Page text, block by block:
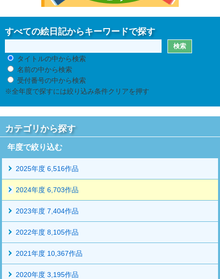
すべての絵日記からキーワードで探す
タイトルの中から検索
名前の中から検索
受付番号の中から検索
※全年度で探すには絞り込み条件クリアを押す
カテゴリから探す
年度で絞り込む
2025年度 6,516作品
2024年度 6,703作品
2023年度 7,404作品
2022年度 8,105作品
2021年度 10,367作品
2020年度 3,195作品